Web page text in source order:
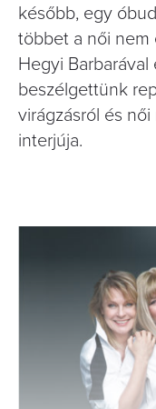
később, egy
többet a női nem
Hegyi Barbarával
beszélgettünk
virágzásról és női
interjúja.